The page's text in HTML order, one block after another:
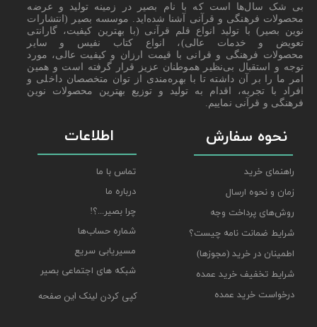
نحوه سفارش
راهنمای خرید
زمان و نحوه ارسال
روش‌های پرداخت وجه
شرایط ضمانت نامه چیست؟
اطمینان در خرید (مجوزها)
شرایط تخفیف خرید عمده
درخواست خرید عمده
اطلاعات
تماس با ما
درباره ما
چرا بصیر...؟!
شماره حساب‌ها
مسیریابی سریع
شبکه های اجتماعی بصیر
بی شک سال‌ها است که با نام بصیر در زمینه تولید و عرضه
محصولات فرهنگی و قرآنی آشنا شده‌اید. موسسه بصیر (انتشارات
نوین بصیر) با تولید انواع قلم قرآنی (با بهترین کیفیت، گارانتی
تعویض و خدمات عالی)، انواع کتاب نفیس و سایر
محصولات فرهنگی و قرانی با قیمت ارزان و کیفیت عالی، مورد
توجه و استقبال بی‌نظیر هموطنان عزیز قرار گرفته است و همین
امر ما را بر آن داشته تا با بهره‌مندی از توان متخصصان داخلی و
افراد با تجربه، اقدام به تولید و توزیع بهترین محصولات نوین
فرهنگی و قرآنی نماییم.
کپی کردن لینک این صفحه